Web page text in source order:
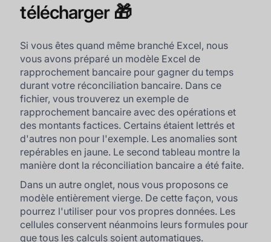
télécharger 🎁
Si vous êtes quand même branché Excel, nous
vous avons préparé un modèle Excel de
rapprochement bancaire pour gagner du temps
durant votre réconciliation bancaire. Dans ce
fichier, vous trouverez un exemple de
rapprochement bancaire avec des opérations et
des montants factices. Certains étaient lettrés et
d'autres non pour l'exemple. Les anomalies sont
repérables en jaune. Le second tableau montre la
manière dont la réconciliation bancaire a été faite.
Dans un autre onglet, nous vous proposons ce
modèle entièrement vierge. De cette façon, vous
pourrez l'utiliser pour vos propres données. Les
cellules conservent néanmoins leurs formules pour
que tous les calculs soient automatiques.